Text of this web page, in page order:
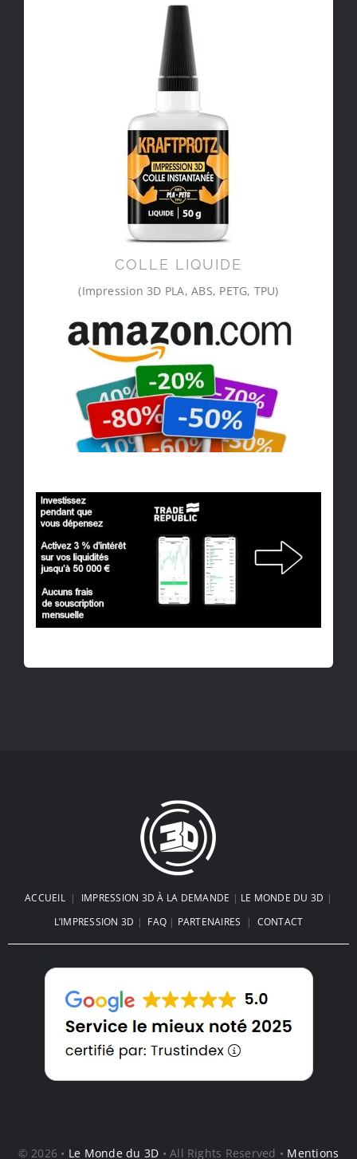
COLLE LIQUIDE
(Impression 3D PLA, ABS, PETG, TPU)
ACCUEIL| IMPRESSION 3D À LA DEMANDE | LE MONDE DU 3D |
L’IMPRESSION 3D | FAQ | PARTENAIRES | CONTACT
© 2026 • Le Monde du 3D • All Rights Reserved • Mentions